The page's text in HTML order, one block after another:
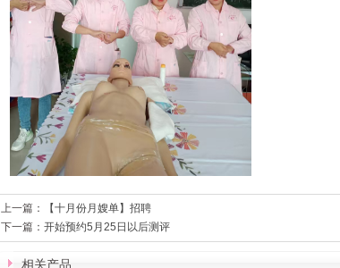
上一篇：
【十月份月嫂单】招聘
下一篇： 开始预约5月25日以后测评
相关产品